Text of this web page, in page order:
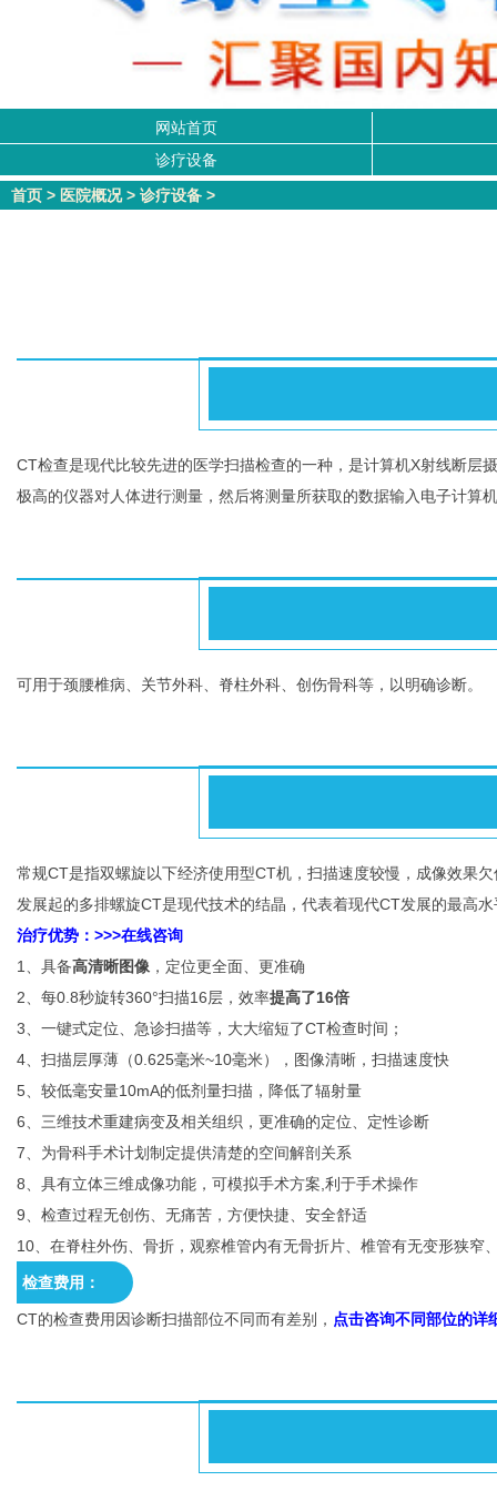
网站首页
诊疗设备
首页 > 医院概况> 诊疗设备 >
CT检查是现代比较先进的医学扫描检查的一种，是计算机X射线断
极高的仪器对人体进行测量，然后将测量所获取的数据输入电子计算
可用于颈腰椎病、关节外科、脊柱外科、创伤骨科等，以明确诊断。
常规CT是指双螺旋以下经济使用型CT机，扫描速度较慢，成像效果
发展起的多排螺旋CT是现代技术的结晶，代表着现代CT发展的最高
治疗优势：>>>在线咨询
1、具备高清晰图像 ，定位更全面、更准确
2、每0.8秒旋转360°扫描16层，效率提高了16倍
3、一键式定位、急诊扫描等，大大缩短了CT检查时间；
4、扫描层厚薄（0.625毫米~10毫米），图像清晰，扫描速度快
5、较低毫安量10mA的低剂量扫描，降低了辐射量
6、三维技术重建病变及相关组织，更准确的定位、定性诊断
7、为骨科手术计划制定提供清楚的空间解剖关系
8、具有立体三维成像功能，可模拟手术方案,利于手术操作
9、检查过程无创伤、无痛苦，方便快捷、安全舒适
10、在脊柱外伤、骨折，观察椎管内有无骨折片、椎管有无变形狭
检查费用：
CT的检查费用因诊断扫描部位不同而有差别， 点击咨询不同部位的详